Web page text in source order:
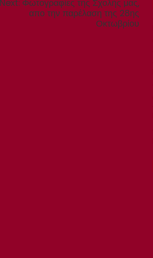
Next:
post:
Φωτογραφίες της Σχολής μας,
απο την παρέλαση της 28ης
Οκτωβρίου